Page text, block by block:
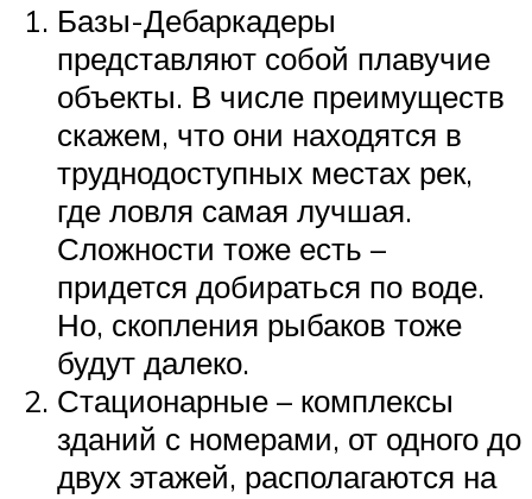
Базы-Дебаркадеры
представляют собой плавучие
объекты. В числе преимуществ
скажем, что они находятся в
труднодоступных местах рек,
где ловля самая лучшая.
Сложности тоже есть –
придется добираться по воде.
Но, скопления рыбаков тоже
будут далеко.
Стационарные – комплексы
зданий с номерами, от одного до
двух этажей, располагаются на